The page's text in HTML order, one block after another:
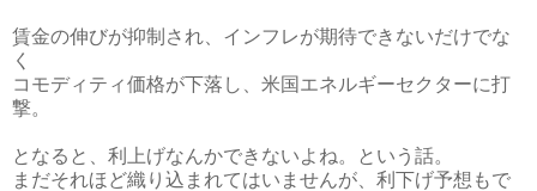
賃金の伸びが抑制され、インフレが期待できないだけでな
く
コモディティ価格が下落し、米国エネルギーセクターに打
撃。
となると、利上げなんかできないよね。という話。
まだそれほど織り込まれてはいませんが、利下げ予想もで